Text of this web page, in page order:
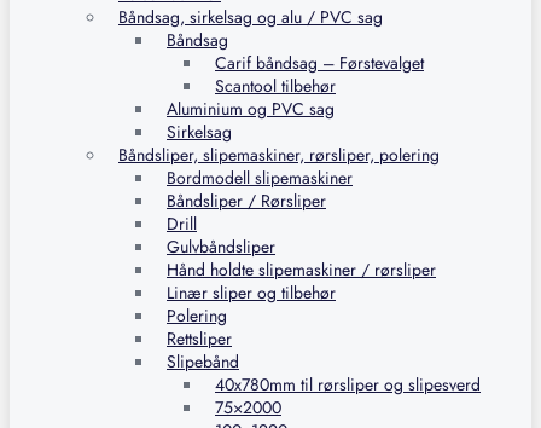
Båndsag, sirkelsag og alu / PVC sag
Båndsag
Carif båndsag – Førstevalget
Scantool tilbehør
Aluminium og PVC sag
Sirkelsag
Båndsliper, slipemaskiner, rørsliper, polering
Bordmodell slipemaskiner
Båndsliper / Rørsliper
Drill
Gulvbåndsliper
Hånd holdte slipemaskiner / rørsliper
Linær sliper og tilbehør
Polering
Rettsliper
Slipebånd
40x780mm til rørsliper og slipesverd
75×2000